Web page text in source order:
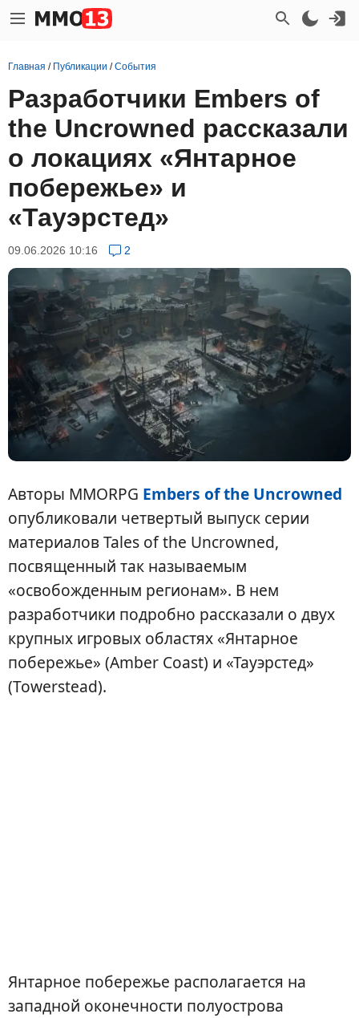
Главная / Публикации /События
Разработчики Embers of
the Uncrowned рассказали
о локациях «Янтарное
побережье» и
«Тауэрстед»
09.06.2026 10:16 2
Авторы MMORPG Embers of the Uncrowned
опубликовали четвертый выпуск серии
материалов Tales of the Uncrowned,
посвященный так называемым
«освобожденным регионам». В нем
разработчики подробно рассказали о двух
крупных игровых областях «Янтарное
побережье» (Amber Coast) и «Тауэрстед»
(Towerstead).
Янтарное побережье располагается на
западной оконечности полуострова